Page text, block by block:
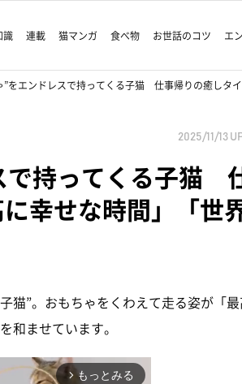
識 連載 猫マンガ 食べ物 お世話のコツ エ
”をエンドレスで持ってくる子猫 仕事帰りの癒しタ
2025/11/13
で持ってくる子猫
幸せな時間」「世
猫”。おもちゃをくわえて走る姿が「
和ませています。
arrow_forward_ios もっとみる